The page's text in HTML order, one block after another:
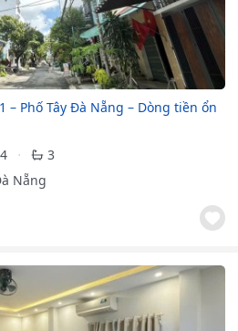
– Phố Tây Đà Nẵng – Dòng tiền ổn
4
3
Nẵng